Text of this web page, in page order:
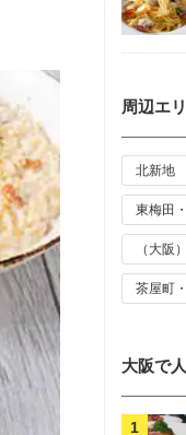
周辺エ
北新地
東梅田
（大阪
茶屋町
大阪で